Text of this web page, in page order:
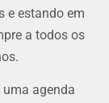
e estando em
a todos os
agenda